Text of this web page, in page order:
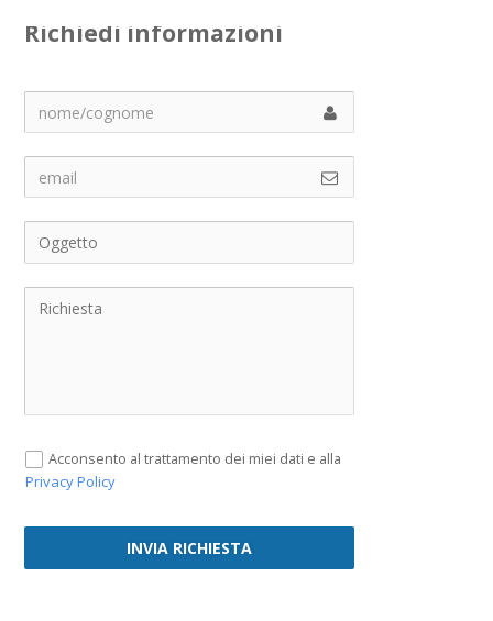
Richiedi informazioni
Acconsento al trattamento dei miei dati e alla
Privacy Policy
INVIA RICHIESTA